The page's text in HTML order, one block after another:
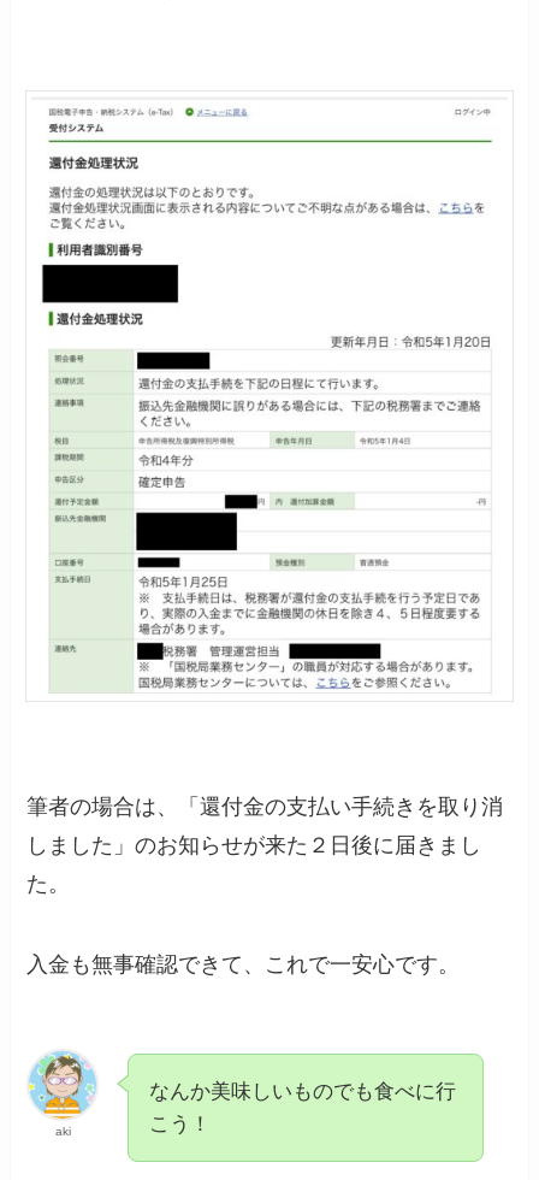
筆者の場合は、「還付金の支払い手続きを取り消
しました」のお知らせが来た２日後に届きまし
た。
入金も無事確認できて、これで一安心です。
aki
なんか美味しいものでも食べに行
こう！